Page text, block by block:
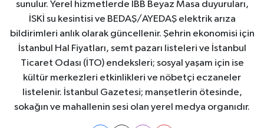
sunulur. Yerel hizmetlerde İBB Beyaz Masa duyuruları,
İSKİ su kesintisi ve BEDAŞ/AYEDAŞ elektrik arıza
bildirimleri anlık olarak güncellenir. Şehrin ekonomisi için
İstanbul Hal Fiyatları, semt pazarı listeleri ve İstanbul
Ticaret Odası (İTO) endeksleri; sosyal yaşam için ise
kültür merkezleri etkinlikleri ve nöbetçi eczaneler
listelenir. İstanbul Gazetesi; manşetlerin ötesinde,
sokağın ve mahallenin sesi olan yerel medya organıdır.